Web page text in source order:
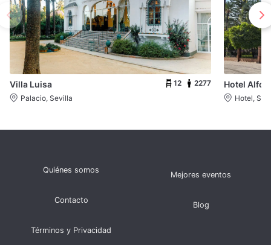
Villa Luisa 12
2277
Palacio, Sevilla
Hotel
Hotel,
Quiénes somos
Contacto
Términos y Privacidad
Mejores eventos
Blog